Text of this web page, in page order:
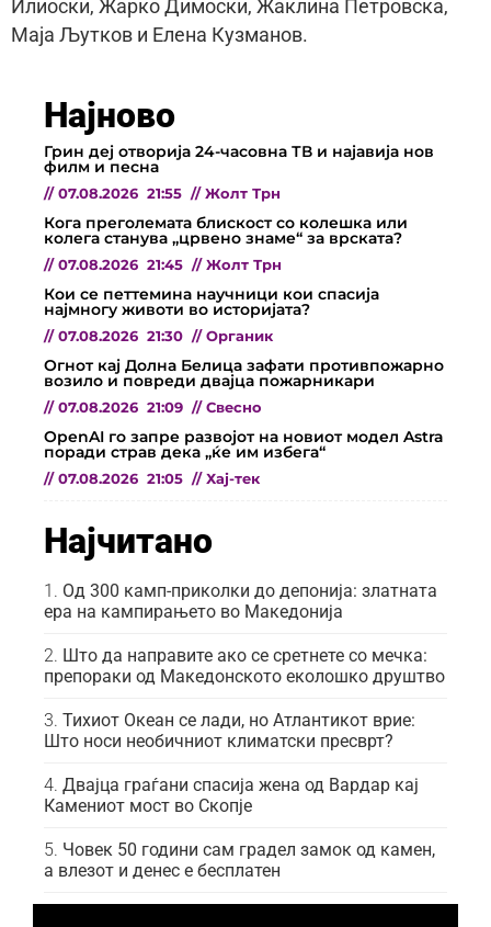
Илиоски, Жарко Димоски, Жаклина Петровска,
Маја Љутков и Елена Кузманов.
Најново
Грин деј отворија 24-часовна ТВ и најавија нов
филм и песна
// 07.08.2026 21:55 // Жолт Трн
Кога преголемата блискост со колешка или
колега станува „црвено знаме“ за врската?
// 07.08.2026 21:45 // Жолт Трн
Кои се петтемина научници кои спасија
најмногу животи во историјата?
// 07.08.2026 21:30 // Органик
Огнот кај Долна Белица зафати противпожарно
возило и повреди двајца пожарникари
// 07.08.2026 21:09 // Свесно
OpenAI го запре развојот на новиот модел Astra
поради страв дека „ќе им избега“
// 07.08.2026 21:05 // Хај-тек
Најчитано
Од 300 камп-приколки до депонија: златната
ера на кампирањето во Македонија
Што да направите ако се сретнете со мечка:
препораки од Македонското еколошко друштво
Тихиот Океан се лади, но Атлантикот врие:
Што носи необичниот климатски пресврт?
Двајца граѓани спасија жена од Вардар кај
Камениот мост во Скопје
Човек 50 години сам градел замок од камен,
а влезот и денес е бесплатен